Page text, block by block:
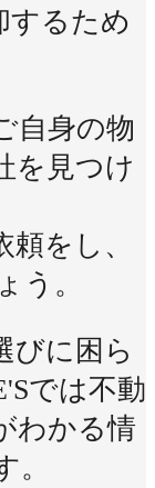
するため
自身の物
を見つけ
をし、
う。
びに困ら
では不動
わかる情